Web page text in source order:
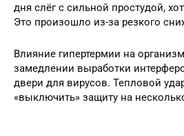
дня слёг с сильной простудой,
Это произошло из-за резкого
Влияние гипертермии на
замедлении выработки
двери для вирусов. Тепловой
«выключить» защиту на